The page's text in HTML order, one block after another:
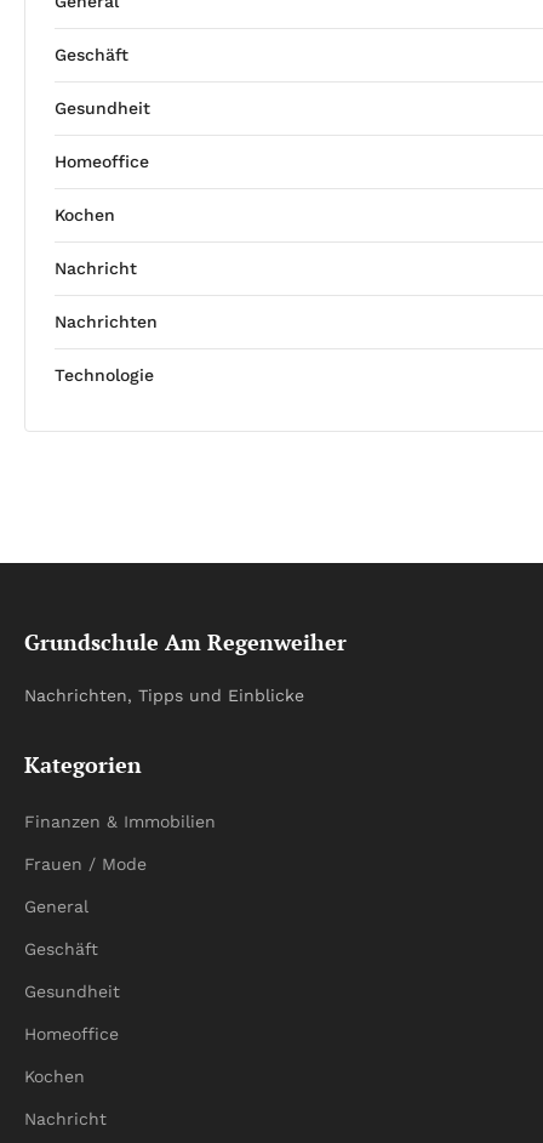
Geschäft
Gesundheit
Homeoffice
Kochen
Nachricht
Nachrichten
Technologie
Grundschule Am Regenweiher
Nachrichten, Tipps und Einblicke
Kategorien
Finanzen & Immobilien
Frauen / Mode
General
Geschäft
Gesundheit
Homeoffice
Kochen
Nachricht